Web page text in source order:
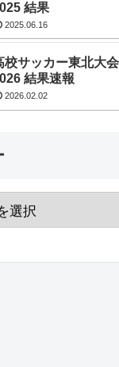
結果
2025.06.16
校サッカー東北大会
結果速報
2026.02.02